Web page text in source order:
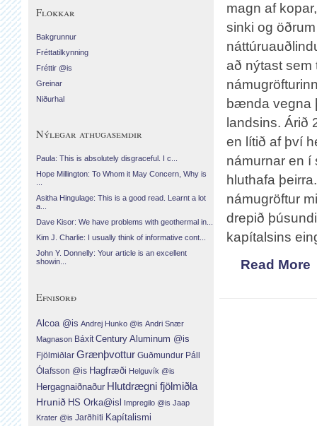
magn af
sinki og öðrum
að nýtast sem
bænda vegna
landsins. Árið
en lítið af því
námurnar en í
hluthafa
námugröftur
drepið
kapítalsins
Read More
Flokkar
Bakgrunnur
Fréttatilkynning
Fréttir @is
Greinar
Niðurhal
Nýlegar athugasemdir
Paula: This is absolutely disgraceful. I c...
Hope Millington: To Whom it May Concern, Why is
Asitha Hingulage: This is a good read. Learnt a lot
a...
Dave Kisor: We have problems with geothermal in...
Kim J. Charlie: I usually think of informative cont...
John Y. Donnelly: Your article is an excellent
showin...
Efnisorð
Alcoa @is Andrej Hunko @is Andri Snær
Magnason Báxít Century Aluminum @is
Fjölmiðlar Grænþvottur Guðmundur Páll
Ólafsson @is Hagfræði Helguvík @is
Hergagnaiðnaður Hlutdrægni fjölmiðla
Hrunið HS Orka@isl Impregilo @is Jaap
Krater @is Jarðhiti Kapítalismi